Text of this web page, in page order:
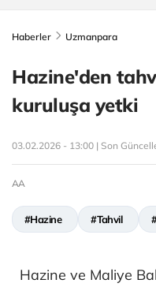
Haberler Uzmanpara
Hazine'den
kuruluşa yetki
03.02.2026 - 13:00 | Son
AA
#Hazine #Tahvil
Hazine ve Maliye